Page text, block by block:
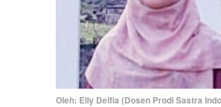
Oleh: Elly Delfia (Dosen Prodi Sastra